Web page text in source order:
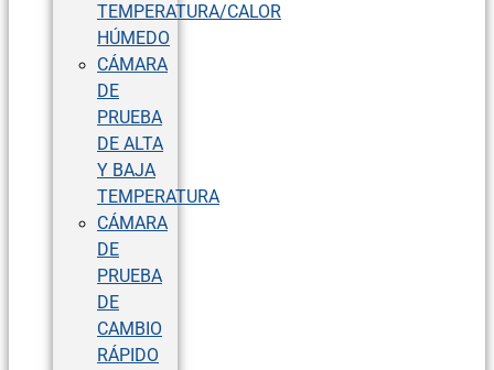
TEMPERATURA/CALOR
HÚMEDO
CÁMARA
DE
PRUEBA
DE ALTA
Y BAJA
TEMPERATURA
CÁMARA
DE
PRUEBA
DE
CAMBIO
RÁPIDO